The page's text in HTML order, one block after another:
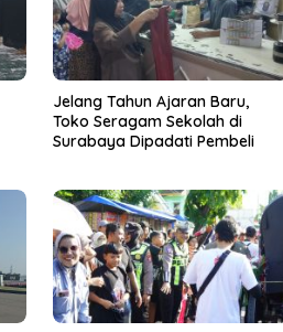
Jelang Tahun Ajaran Baru,
Toko Seragam Sekolah di
Surabaya Dipadati Pembeli